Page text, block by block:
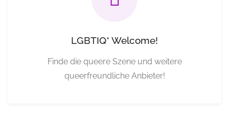
LGBTIQ* Welcome!
Finde die queere Szene und weitere
queerfreundliche Anbieter!